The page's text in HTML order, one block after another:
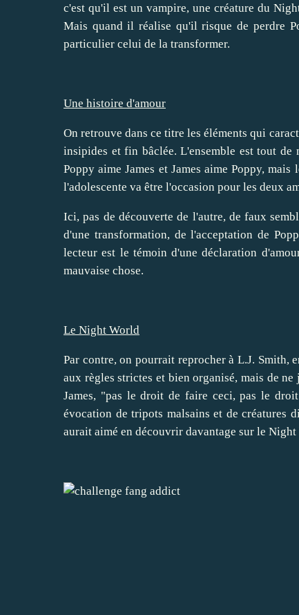
c'est qu'il est un vampire, une créature du
Mais quand il réalise qu'il risque de perdre
particulier celui de la transformer.
Une histoire d'amour
On retrouve dans ce titre les éléments qui
insipides et fin bâclée. L'ensemble est tout de
Poppy aime James et James aime Poppy,
l'adolescente va être l'occasion pour les deux
Ici, pas de découverte de l'autre, de faux
d'une transformation, de l'acceptation de
lecteur est le témoin d'une déclaration
mauvaise chose.
Le Night World
Par contre, on pourrait reprocher à L.J. Smith,
aux règles strictes et bien organisé, mais de
James, "pas le droit de faire ceci, pas le
évocation de tripots malsains et de créatures
aurait aimé en découvrir davantage sur le